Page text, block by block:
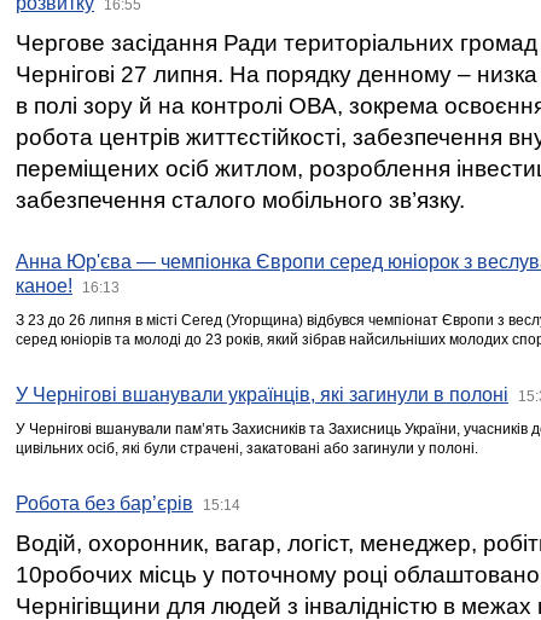
16:55
Чергове засідання Ради територіальних громад
Чернігові 27 липня. На порядку денному –
в полі зору й на контролі ОВА, зокрема освоєння
робота центрів життєстійкості, забезпечення
переміщених осіб житлом, розроблення
забезпечення сталого мобільного зв’язку.
Анна Юр'єва — чемпіонка Європи серед юніорок з
каное!
16:13
З 23 до 26 липня в місті Сегед (Угорщина) відбувся чемпіонат Європи з
серед юніорів та молоді до 23 років, який зібрав найсильніших молодих
У Чернігові вшанували українців, які загинули в полоні
У Чернігові вшанували пам’ять Захисників та Захисниць України,
цивільних осіб, які були страчені, закатовані або загинули у полоні.
Робота без бар’єрів 15:14
Водій, охоронник, вагар, логіст, менеджер,
10робочих місць у поточному році
Чернігівщини для людей з інвалідністю в межах